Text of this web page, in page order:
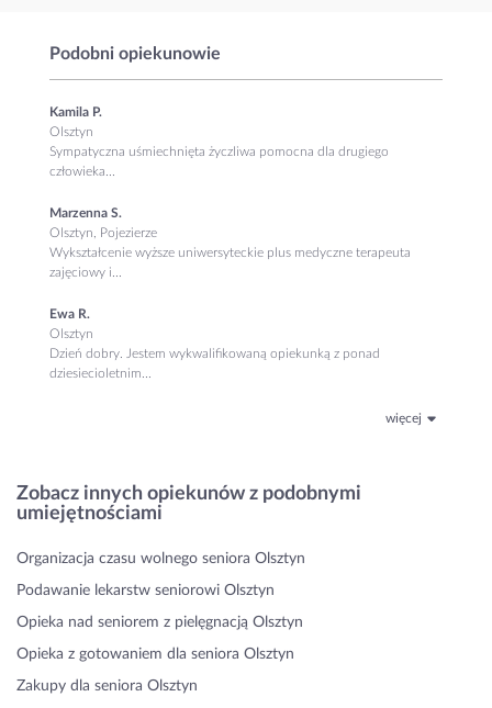
Podobni opiekunowie
Kamila P.
Olsztyn
Sympatyczna uśmiechnięta życzliwa pomocna dla drugiego
człowieka...
Marzenna S.
Olsztyn, Pojezierze
Wykształcenie wyższe uniwersyteckie plus medyczne terapeuta
zajęciowy i...
Ewa R.
Olsztyn
Dzień dobry. Jestem wykwalifikowaną opiekunką z ponad
dziesiecioletnim...
więcej
Zobacz innych opiekunów z podobnymi
umiejętnościami
Organizacja czasu wolnego seniora Olsztyn
Podawanie lekarstw seniorowi Olsztyn
Opieka nad seniorem z pielęgnacją Olsztyn
Opieka z gotowaniem dla seniora Olsztyn
Zakupy dla seniora Olsztyn